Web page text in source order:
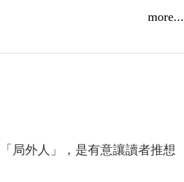
湊！生死一瞬，間不容髮！more...
局外人」，是有意讓讀者推想